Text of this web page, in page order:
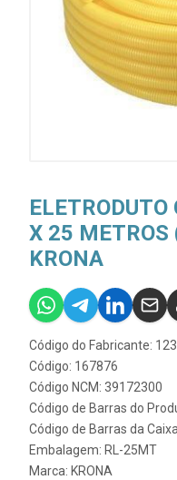
X 25 METROS
KRONA
Código do Fabricante:
Código: 167876
Código NCM: 39172300
Código de Barras do
Código de Barras da
Embalagem: RL-25MT
Marca: KRONA